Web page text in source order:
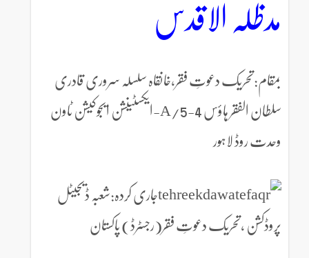
مدظلہ الاقدس
بمقام:تحریک دعوتِ فقر،خانقاہ سلسلہ سروری قادری
سلطان الفقر ہاؤس 4-5/A-ایکسٹینشن ایجوکیشن ٹاون
وحدت روڈ لاہور
جاری کردہ:شعبہ ڈیجیٹل
پروڈکشن ،تحریک دعوتِ فقر(رجسٹرڈ) پاکستان